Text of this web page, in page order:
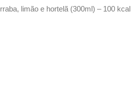
limão e hortelã (300ml) – 100 kcal